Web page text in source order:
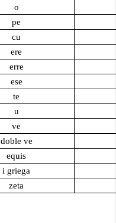
o
pe
cu
ere
erre
ese
te
u
ve
doble ve
equis
i griega
zeta